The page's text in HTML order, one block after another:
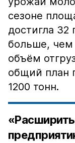
сезоне
достигла 32
больше, чем
объём
общий план
1200 тонн.